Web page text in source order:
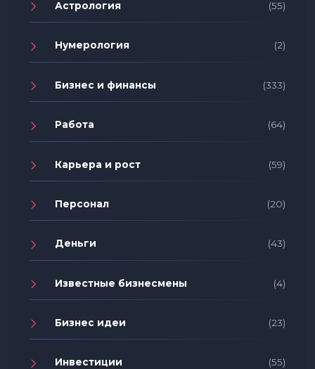
Астрология (55)
Нумерология (2)
Бизнес и финансы (333)
Работа (64)
Карьера и рост (59)
Персонал (20)
Деньги (43)
Известные бизнесмены (4)
Бизнес идеи (23)
Инвестиции (55)